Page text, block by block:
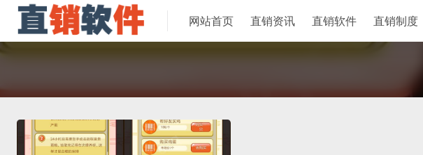
网站首页 直销资讯 直销软件 直销制度